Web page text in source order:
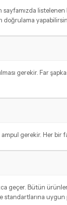
gerekir. Far
gerekir. Her bir
Bütün
uygun